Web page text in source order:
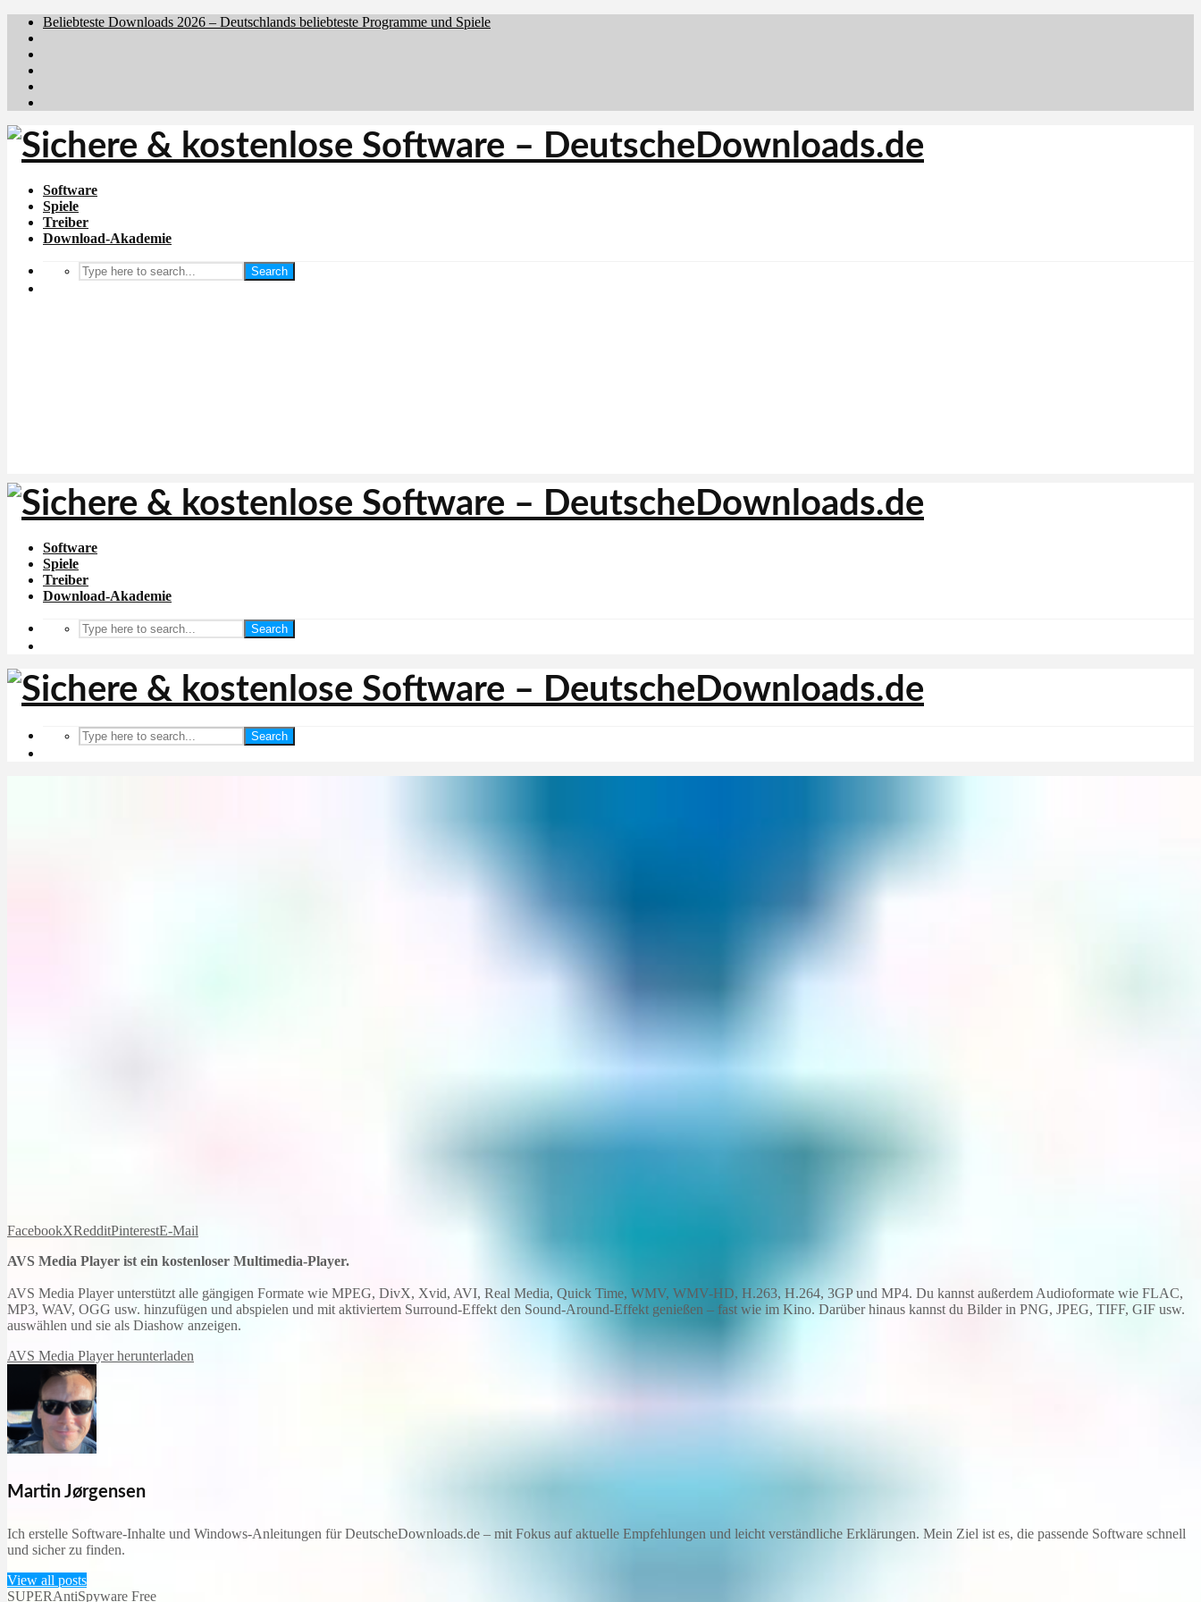
Beliebteste Downloads 2026 – Deutschlands beliebteste Programme und Spiele
Software
Spiele
Treiber
Download-Akademie
Search
Software
Spiele
Treiber
Download-Akademie
Search
Search
FacebookXRedditPinterestE-Mail
AVS Media Player ist ein kostenloser Multimedia-Player.
AVS Media Player unterstützt alle gängigen Formate wie MPEG, DivX, Xvid, AVI, Real Media, Quick Time, WMV, WMV-HD, H.263, H.264, 3GP und MP4. Du kannst außerdem Audioformate wie FLAC,
MP3, WAV, OGG usw. hinzufügen und abspielen und mit aktiviertem Surround-Effekt den Sound-Around-Effekt genießen – fast wie im Kino. Darüber hinaus kannst du Bilder in PNG, JPEG, TIFF, GIF usw.
auswählen und sie als Diashow anzeigen.
AVS Media Player herunterladen
Martin Jørgensen
Ich erstelle Software-Inhalte und Windows-Anleitungen für DeutscheDownloads.de – mit Fokus auf aktuelle Empfehlungen und leicht verständliche Erklärungen. Mein Ziel ist es, die passende Software schnell
und sicher zu finden.
View all posts
SUPERAntiSpyware Free